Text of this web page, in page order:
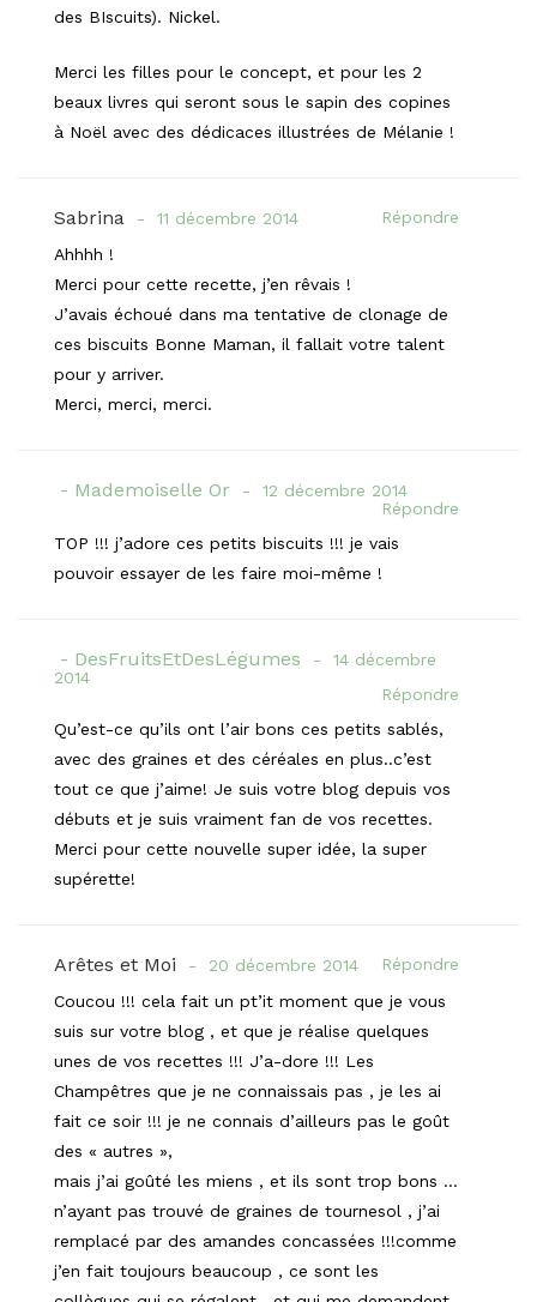
des BIscuits). Nickel.
Merci les filles pour le concept, et pour les 2
beaux livres qui seront sous le sapin des copines
à Noël avec des dédicaces illustrées de Mélanie !
Sabrina 11 décembre 2014
Répondre
Ahhhh !
Merci pour cette recette, j’en rêvais !
J’avais échoué dans ma tentative de clonage de
ces biscuits Bonne Maman, il fallait votre talent
pour y arriver.
Merci, merci, merci.
Mademoiselle Or
12 décembre 2014
Répondre
TOP !!! j’adore ces petits biscuits !!! je vais
pouvoir essayer de les faire moi-même !
DesFruitsEtDesLégumes
14 décembre
2014
Répondre
Qu’est-ce qu’ils ont l’air bons ces petits sablés,
avec des graines et des céréales en plus..c’est
tout ce que j’aime! Je suis votre blog depuis vos
débuts et je suis vraiment fan de vos recettes.
Merci pour cette nouvelle super idée, la super
supérette!
Arêtes et Moi 20 décembre 2014
Répondre
Coucou !!! cela fait un pt’it moment que je vous
suis sur votre blog , et que je réalise quelques
unes de vos recettes !!! J’a-dore !!! Les
Champêtres que je ne connaissais pas , je les ai
fait ce soir !!! je ne connais d’ailleurs pas le goût
des « autres »,
mais j’ai goûté les miens , et ils sont trop bons …
n’ayant pas trouvé de graines de tournesol , j’ai
remplacé par des amandes concassées !!!comme
j’en fait toujours beaucoup , ce sont les